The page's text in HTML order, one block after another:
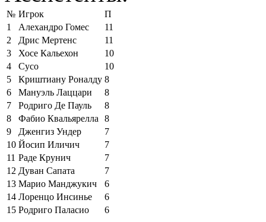
№ Игрок
П
1
Алехандро Гомес
11
2
Дрис Мертенс
11
3
Хосе Кальехон
10
4
Сусо
10
5
Криштиану Роналду 8
6
Мануэль Лаццари
8
7
Родриго Де Пауль
8
8
Фабио Квальярелла
8
9
Дженгиз Ундер
7
10 Йосип Иличич
7
11 Раде Крунич
7
12 Дуван Сапата
7
13 Марио Манджукич
6
14 Лоренцо Инсинье
6
15 Родриго Паласио 6